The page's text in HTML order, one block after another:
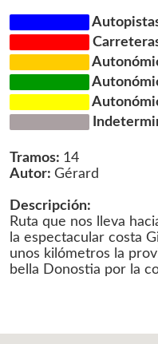
Tramos: 14
Autor: Gérard
Descripción:
Ruta que nos lleva
la espectacular costa
unos kilómetros la
bella Donostia por la